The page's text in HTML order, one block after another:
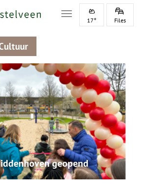
Toggle navigation
17° Files
geopend